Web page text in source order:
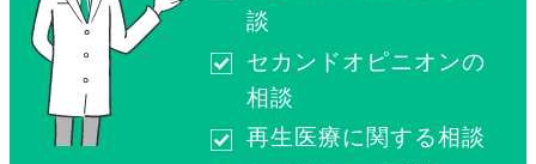
談
セカンドオピニオンの
相談
再生医療に関する相談